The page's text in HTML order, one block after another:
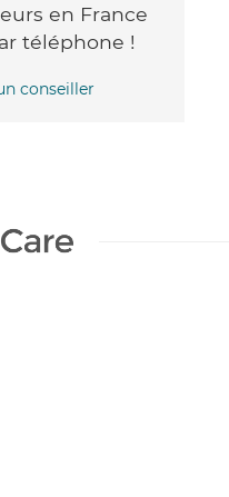
en France
téléphone !
conseiller